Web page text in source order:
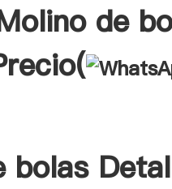
de
bolas